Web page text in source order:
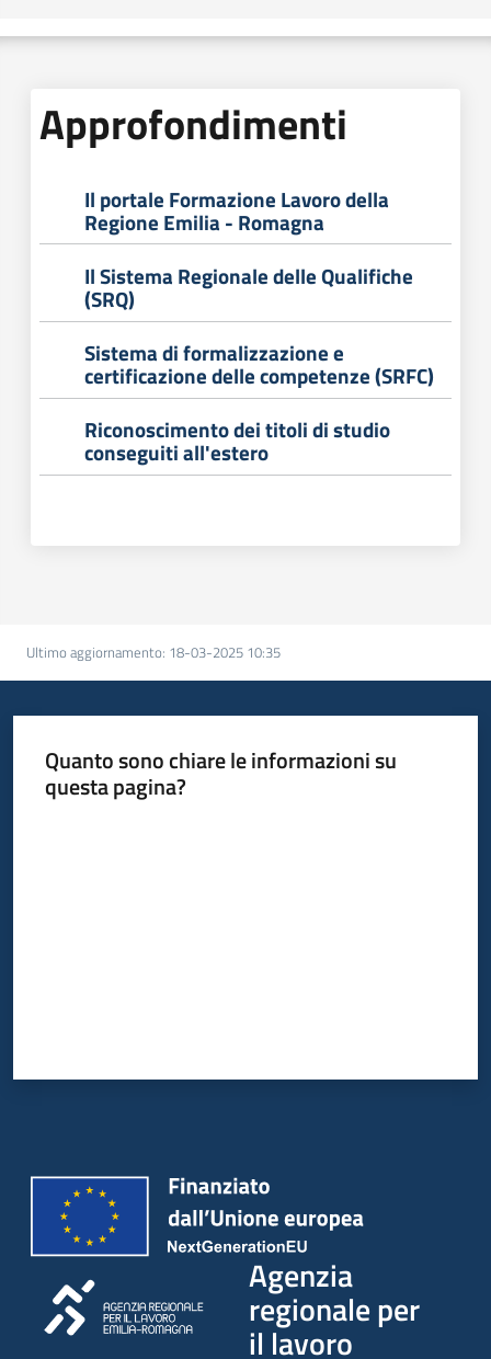
Approfondimenti
Il portale Formazione Lavoro della
Regione Emilia - Romagna
Il Sistema Regionale delle Qualifiche
(SRQ)
Sistema di formalizzazione e
certificazione delle competenze (SRFC)
Riconoscimento dei titoli di studio
conseguiti all'estero
Ultimo aggiornamento: 18-03-2025 10:35
Quanto sono chiare le informazioni su
questa pagina?
Agenzia
regionale per
il lavoro